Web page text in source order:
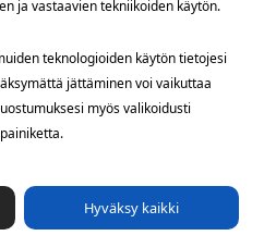
ja vastaavien tekniikoiden käytön.
teknologioiden käytön tietojesi
jättäminen voi vaikuttaa
myös valikoidusti
Hyväksy kaikki